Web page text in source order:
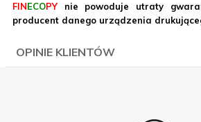
FINECOPYnie powoduje utraty
producent danego urządzenia
OPINIE KLIENTÓW